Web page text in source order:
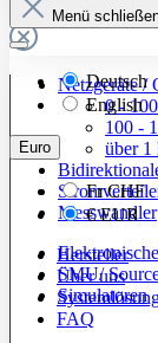
Zur Kategorie:
Netzgeräte /
0 -
100 -
über
Messwandler
SMU/
Simulatoren
Menü
Deutsch
English
Euro
FrCHF
€EUR
Hersteller
Über uns
FAQ